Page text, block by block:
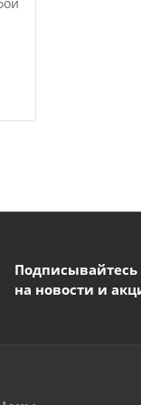
Подписывайтесь
на новости и